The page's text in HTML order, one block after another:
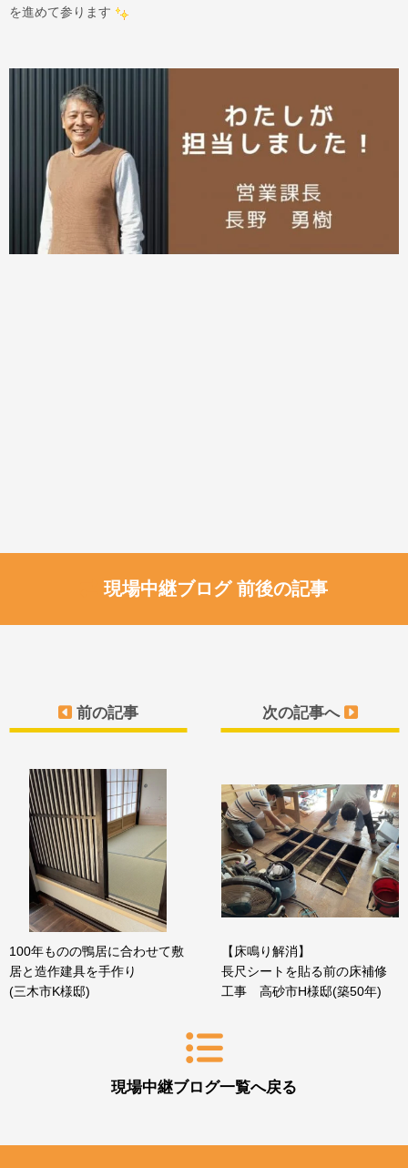
を進めて参ります
現場中継ブログ 前後の記事
前の記事
100年ものの鴨居に合わせて敷
居と造作建具を手作り
(三木市K様邸)
現場中継ブログ一覧へ戻る
次の記事へ
【床鳴り解消】
長尺シートを貼る前の床補修
工事 高砂市H様邸(築50年)